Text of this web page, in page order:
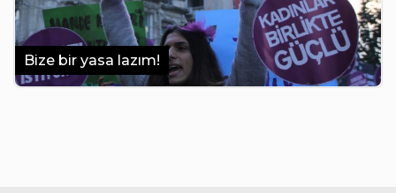
Bize bir yasa lazım!